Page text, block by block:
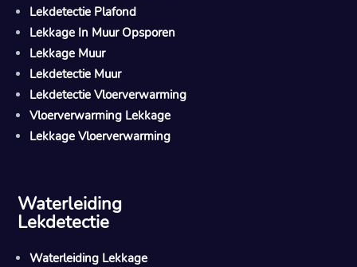
Lekdetectie Plafond
Lekkage In Muur Opsporen
Lekkage Muur
Lekdetectie Muur
Lekdetectie Vloerverwarming
Vloerverwarming Lekkage
Lekkage Vloerverwarming
Waterleiding
Lekdetectie
Waterleiding Lekkage